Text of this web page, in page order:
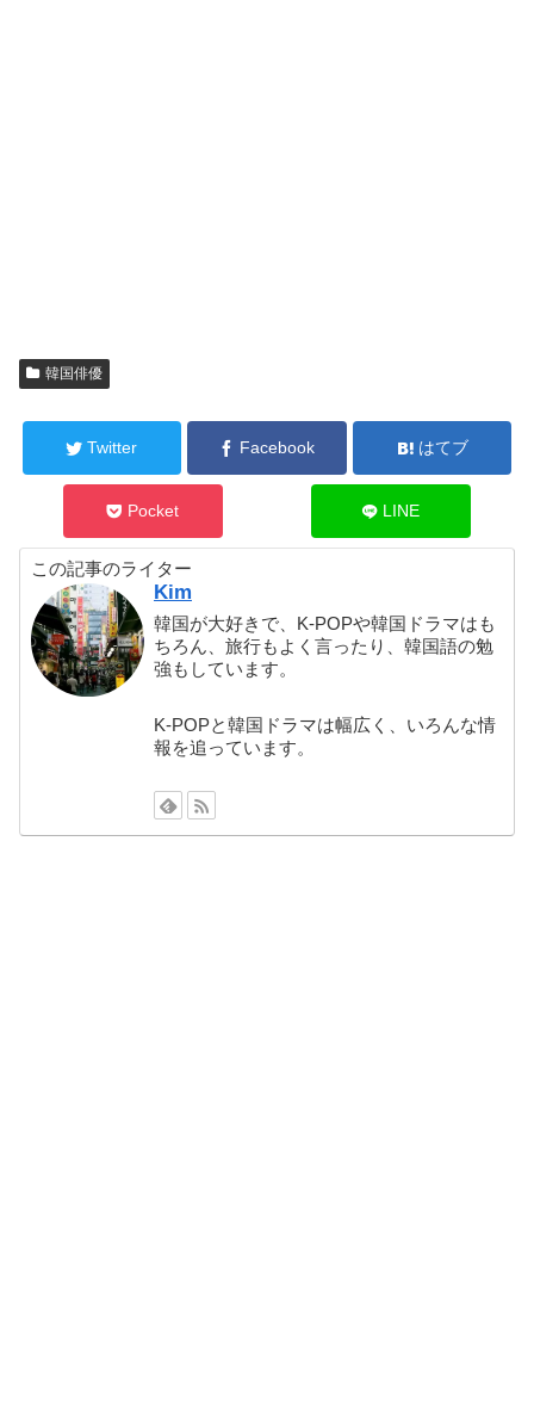
韓国俳優
Twitter Facebook はてブ
Pocket LINE
この記事のライター
Kim
韓国が大好きで、K-POPや韓国ドラマはも
ちろん、旅行もよく言ったり、韓国語の勉
強もしています。
K-POPと韓国ドラマは幅広く、いろんな情
報を追っています。